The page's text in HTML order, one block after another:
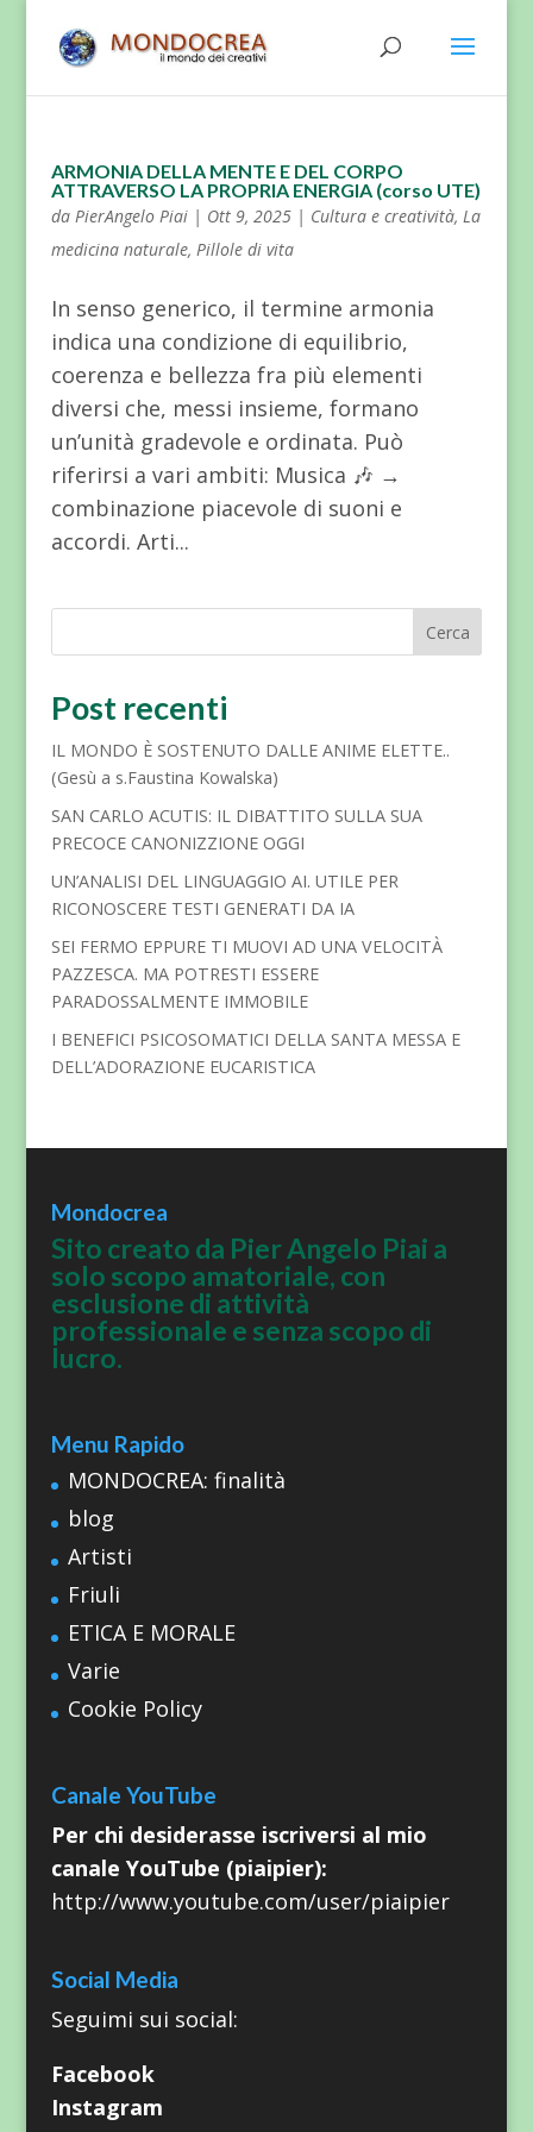
ARMONIA DELLA MENTE E DEL CORPO
ATTRAVERSO LA PROPRIA ENERGIA (corso UTE)
da PierAngelo Piai| Ott 9, 2025| Cultura e creatività, La
medicina naturale, Pillole di vita
In senso generico, il termine armonia
indica una condizione di equilibrio,
coerenza e bellezza fra più elementi
diversi che, messi insieme, formano
un’unità gradevole e ordinata. Può
riferirsi a vari ambiti: Musica 🎶 →
combinazione piacevole di suoni e
accordi. Arti...
Cerca
Post recenti
IL MONDO È SOSTENUTO DALLE ANIME ELETTE..
(Gesù a s.Faustina Kowalska)
SAN CARLO ACUTIS: IL DIBATTITO SULLA SUA
PRECOCE CANONIZZIONE OGGI
UN’ANALISI DEL LINGUAGGIO AI. UTILE PER
RICONOSCERE TESTI GENERATI DA IA
SEI FERMO EPPURE TI MUOVI AD UNA VELOCITÀ
PAZZESCA. MA POTRESTI ESSERE
PARADOSSALMENTE IMMOBILE
I BENEFICI PSICOSOMATICI DELLA SANTA MESSA E
DELL’ADORAZIONE EUCARISTICA
Mondocrea
Sito creato da Pier Angelo Piai a
solo scopo amatoriale, con
esclusione di attività
professionale e senza scopo di
lucro.
Menu Rapido
MONDOCREA: finalità
blog
Artisti
Friuli
ETICA E MORALE
Varie
Cookie Policy
Canale YouTube
Per chi desiderasse iscriversi al mio
canale YouTube (piaipier):
http://www.youtube.com/user/piaipier
Social Media
Seguimi sui social:
Facebook
Instagram